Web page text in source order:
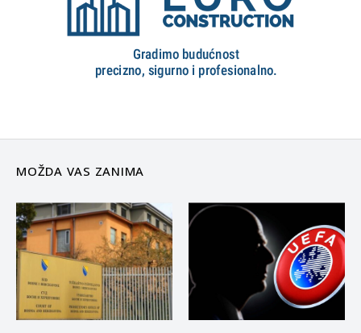
MOŽDA VAS ZANIMA